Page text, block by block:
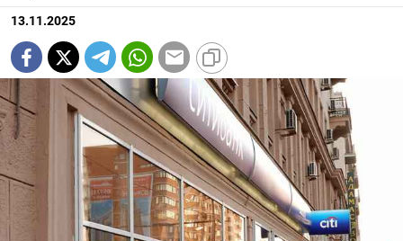
13.11.2025